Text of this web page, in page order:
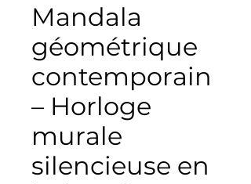
Mandala
géométrique
contemporain
– Horloge
murale
silencieuse en